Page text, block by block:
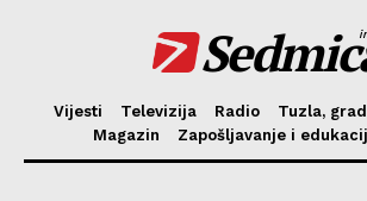
Vijesti Televizija Radio Tuzla,
Magazin
Zapošljavanje i